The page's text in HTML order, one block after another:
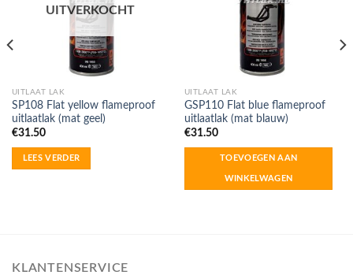
UITVERKOCHT
UITLAAT LAK
SP108 Flat yellow flameproof
uitlaatlak (mat geel)
€31.50
LEES VERDER
UITLAAT LAK
GSP110 Flat blue flameproof
uitlaatlak (mat blauw)
€31.50
TOEVOEGEN AAN
WINKELWAGEN
KLANTENSERVICE